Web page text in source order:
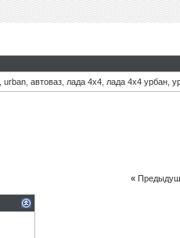
urban автоваз лада 4х4 лада 4х4 урбан
«